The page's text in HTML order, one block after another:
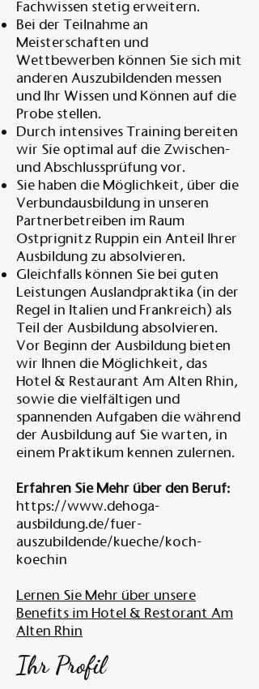
Fachwissen stetig erweitern.
Bei der Teilnahme an
Meisterschaften und
Wettbewerben können Sie sich mit
anderen Auszubildenden messen
und Ihr Wissen und Können auf die
Probe stellen.
Durch intensives Training bereiten
wir Sie optimal auf die Zwischen-
und Abschlussprüfung vor.
Sie haben die Möglichkeit, über die
Verbundausbildung in unseren
Partnerbetreiben im Raum
Ostprignitz Ruppin ein Anteil Ihrer
Ausbildung zu absolvieren.
Gleichfalls können Sie bei guten
Leistungen Auslandpraktika (in der
Regel in Italien und Frankreich) als
Teil der Ausbildung absolvieren.
Vor Beginn der Ausbildung bieten
wir Ihnen die Möglichkeit, das
Hotel & Restaurant Am Alten Rhin,
sowie die vielfältigen und
spannenden Aufgaben die während
der Ausbildung auf Sie warten, in
einem Praktikum kennen zulernen.
Erfahren Sie Mehr über den Beruf:
https://www.dehoga-
ausbildung.de/fuer-
auszubildende/kueche/koch-
koechin
Lernen Sie Mehr über unsere
Benefits im Hotel & Restorant Am
Alten Rhin
Ihr Profil